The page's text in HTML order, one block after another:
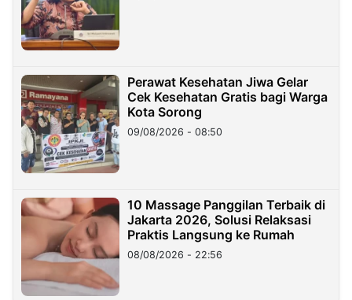
Perawat Kesehatan Jiwa Gelar
Cek Kesehatan Gratis bagi Warga
Kota Sorong
09/08/2026 - 08:50
10 Massage Panggilan Terbaik di
Jakarta 2026, Solusi Relaksasi
Praktis Langsung ke Rumah
08/08/2026 - 22:56